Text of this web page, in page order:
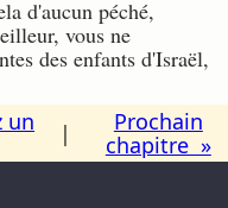
d'aucun péché,
vous ne
des enfants d'Israël,
un
|
Prochain
chapitre »